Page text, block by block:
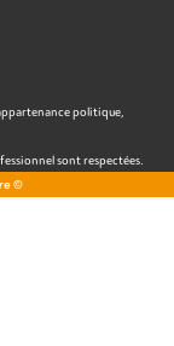
politique,
sont respectées.
©